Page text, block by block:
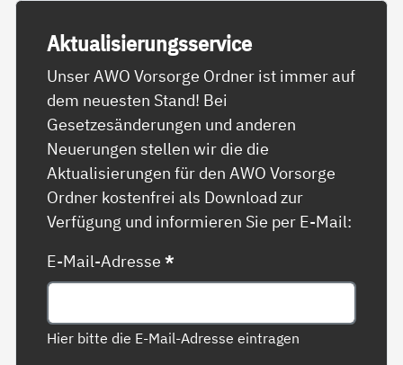
Ak­tua­li­sie­rungs­ser­vice
Unser AWO Vorsorge Ordner ist immer auf
dem neuesten Stand! Bei
Gesetzesänderungen und anderen
Neuerungen stellen wir die die
Aktualisierungen für den AWO Vorsorge
Ordner kostenfrei als Download zur
Verfügung und informieren Sie per E-Mail:
E-Mail-Adresse*
Hier bitte die E-Mail-Adresse eintragen